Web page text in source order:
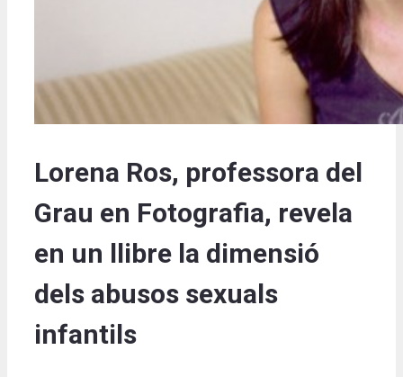
Lorena Ros, professora del
Grau en Fotografia, revela
en un llibre la dimensió
dels abusos sexuals
infantils